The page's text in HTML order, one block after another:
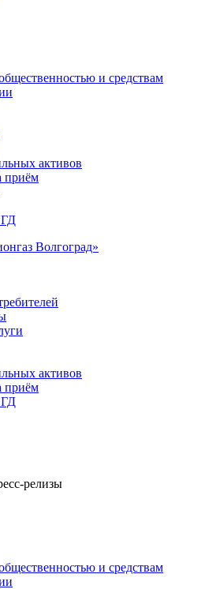
и средствам
активов
приём
ГД
активов
приём
ГД
релизы
и средствам